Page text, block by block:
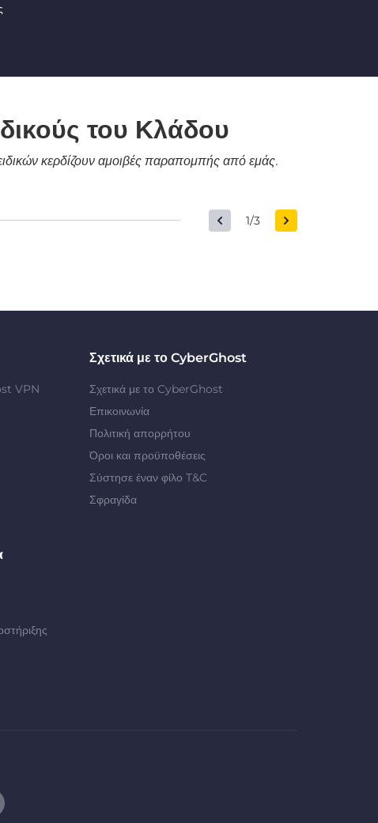
του Κλάδου
κερδίζουν αμοιβές παραπομπής από εμάς.
1/3
VPN
Σχετικά με το CyberGhost
Σχετικά με το CyberGhost
Επικοινωνία
Πολιτική απορρήτου
Όροι και προϋποθέσεις
Σύστησε έναν φίλο T&C
Σφραγίδα